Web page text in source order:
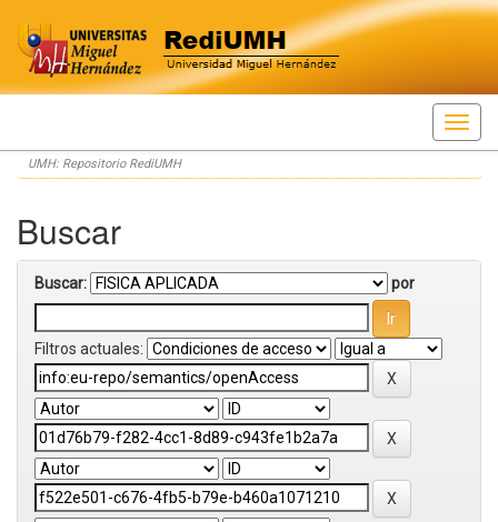
Skip
navigation
UMH: Repositorio RediUMH
Buscar
Buscar: por
Filtros actuales: